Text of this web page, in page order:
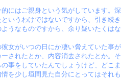
にはご親身という気がしています。
いうわけではないですから、引き続
うなものですから、余り疑いたく
女がいつの日にか凄い脅えていた事
されたとか、内容消去されたとか。
事をしていたんでしょうけど、どこ
を少し垣間見た自分にとってはそれ